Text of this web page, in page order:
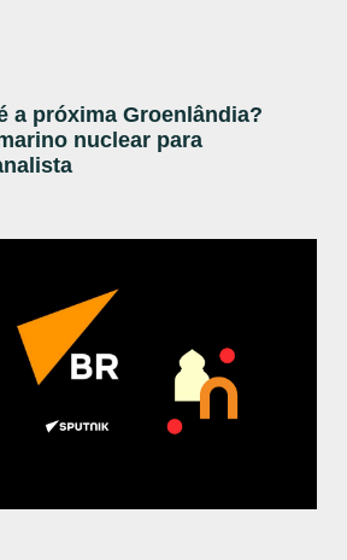
a próxima Groenlândia?
nuclear para